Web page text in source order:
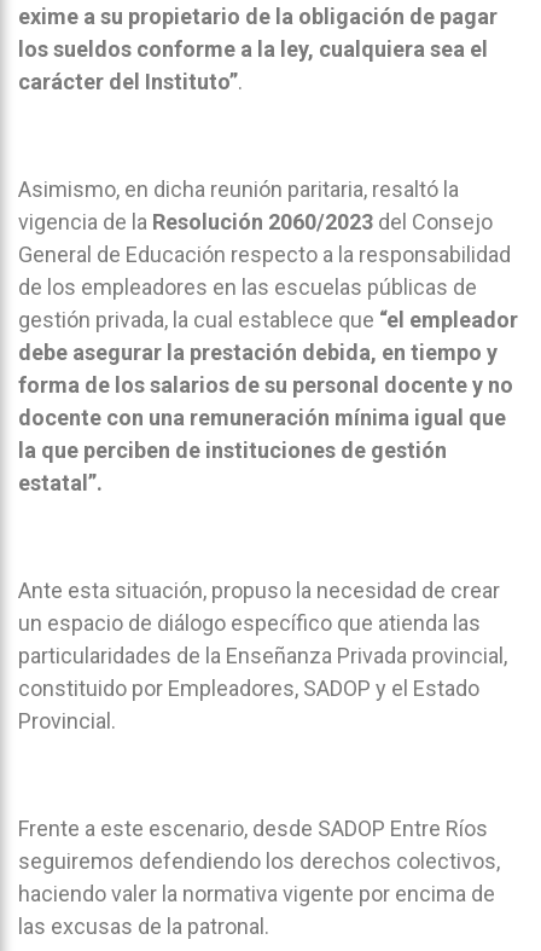
exime a su propietario de la obligación de pagar
los sueldos conforme a la ley, cualquiera sea el
carácter del Instituto”.
Asimismo, en dicha reunión paritaria, resaltó la
vigencia de la Resolución 2060/2023 del Consejo
General de Educación respecto a la responsabilidad
de los empleadores en las escuelas públicas de
gestión privada, la cual establece que “el empleador
debe asegurar la prestación debida, en tiempo y
forma de los salarios de su personal docente y no
docente con una remuneración mínima igual que
la que perciben de instituciones de gestión
estatal”.
Ante esta situación, propuso la necesidad de crear
un espacio de diálogo específico que atienda las
particularidades de la Enseñanza Privada provincial,
constituido por Empleadores, SADOP y el Estado
Provincial.
Frente a este escenario, desde SADOP Entre Ríos
seguiremos defendiendo los derechos colectivos,
haciendo valer la normativa vigente por encima de
las excusas de la patronal.